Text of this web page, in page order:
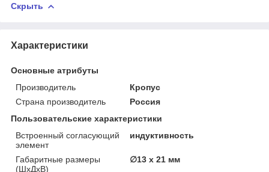
Скрыть
Характеристики
Основные атрибуты
Производитель
Кропус
Страна производитель
Россия
Пользовательские характеристики
Встроенный согласующий
элемент
индуктивность
Габаритные размеры
(ШхДхВ)
∅13 х 21 мм